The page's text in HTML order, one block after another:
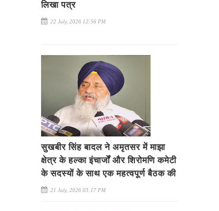
लिखा पत्र
22 July, 2026 12:56 PM
सुखबीर सिंह बादल ने अमृतसर में माझा
क्षेत्र के हल्का इंचार्जों और शिरोमणि कमेटी
के सदस्यों के साथ एक महत्वपूर्ण बैठक की
21 July, 2026 03:17 PM